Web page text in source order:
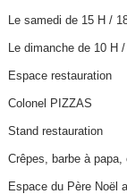
Le samedi de 15 H /
Le dimanche de 10 H
Espace restauration
Colonel PIZZAS
Stand restauration
Crêpes, barbe à
Espace du Père Noël